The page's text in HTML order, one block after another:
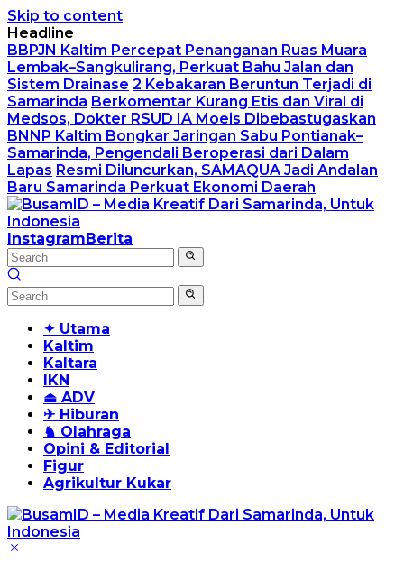
Skip to content
Headline
BBPJN Kaltim Percepat Penanganan Ruas Muara
Lembak–Sangkulirang, Perkuat Bahu Jalan dan
Sistem Drainase 2 Kebakaran Beruntun Terjadi di
Samarinda Berkomentar Kurang Etis dan Viral di
Medsos, Dokter RSUD IA Moeis Dibebastugaskan
BNNP Kaltim Bongkar Jaringan Sabu Pontianak–
Samarinda, Pengendali Beroperasi dari Dalam
Lapas Resmi Diluncurkan, SAMAQUA Jadi Andalan
Baru Samarinda Perkuat Ekonomi Daerah
InstagramBerita
✦ Utama
Kaltim
Kaltara
IKN
⏏ ADV
✈ Hiburan
♞ Olahraga
Opini & Editorial
Figur
Agrikultur Kukar